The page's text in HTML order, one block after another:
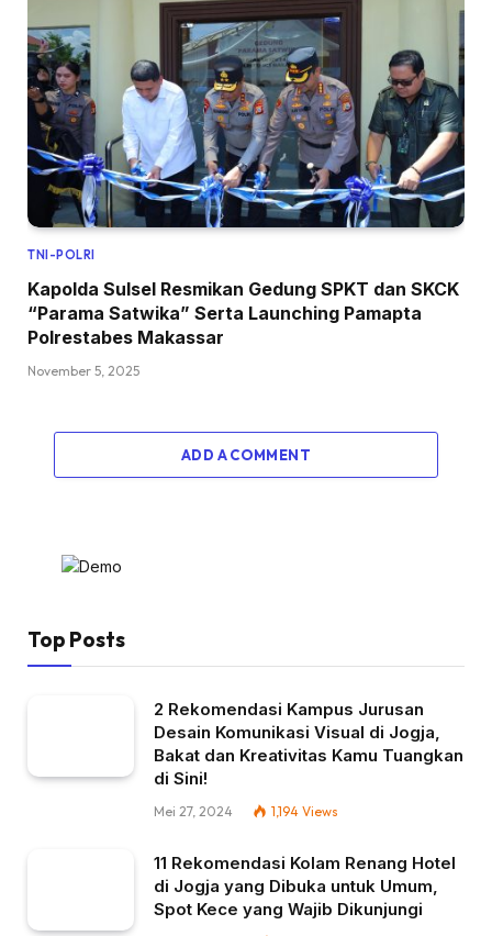
TNI-POLRI
Kapolda Sulsel Resmikan Gedung SPKT dan SKCK
“Parama Satwika” Serta Launching Pamapta
Polrestabes Makassar
November 5, 2025
ADD A COMMENT
Top Posts
2 Rekomendasi Kampus Jurusan
Desain Komunikasi Visual di Jogja,
Bakat dan Kreativitas Kamu Tuangkan
di Sini!
Mei 27, 2024 1,194 Views
11 Rekomendasi Kolam Renang Hotel
di Jogja yang Dibuka untuk Umum,
Spot Kece yang Wajib Dikunjungi